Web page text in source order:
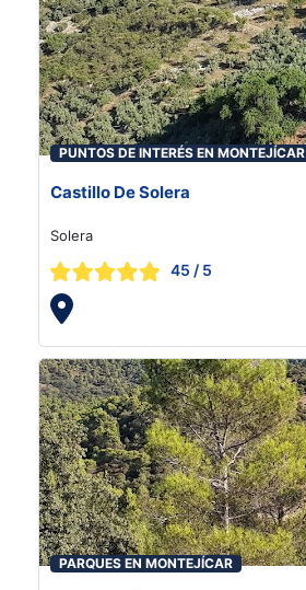
PUNTOS DE INTERÉS EN MONTEJÍCAR
Castillo De Solera
Solera
45 / 5
PARQUES EN MONTEJÍCAR